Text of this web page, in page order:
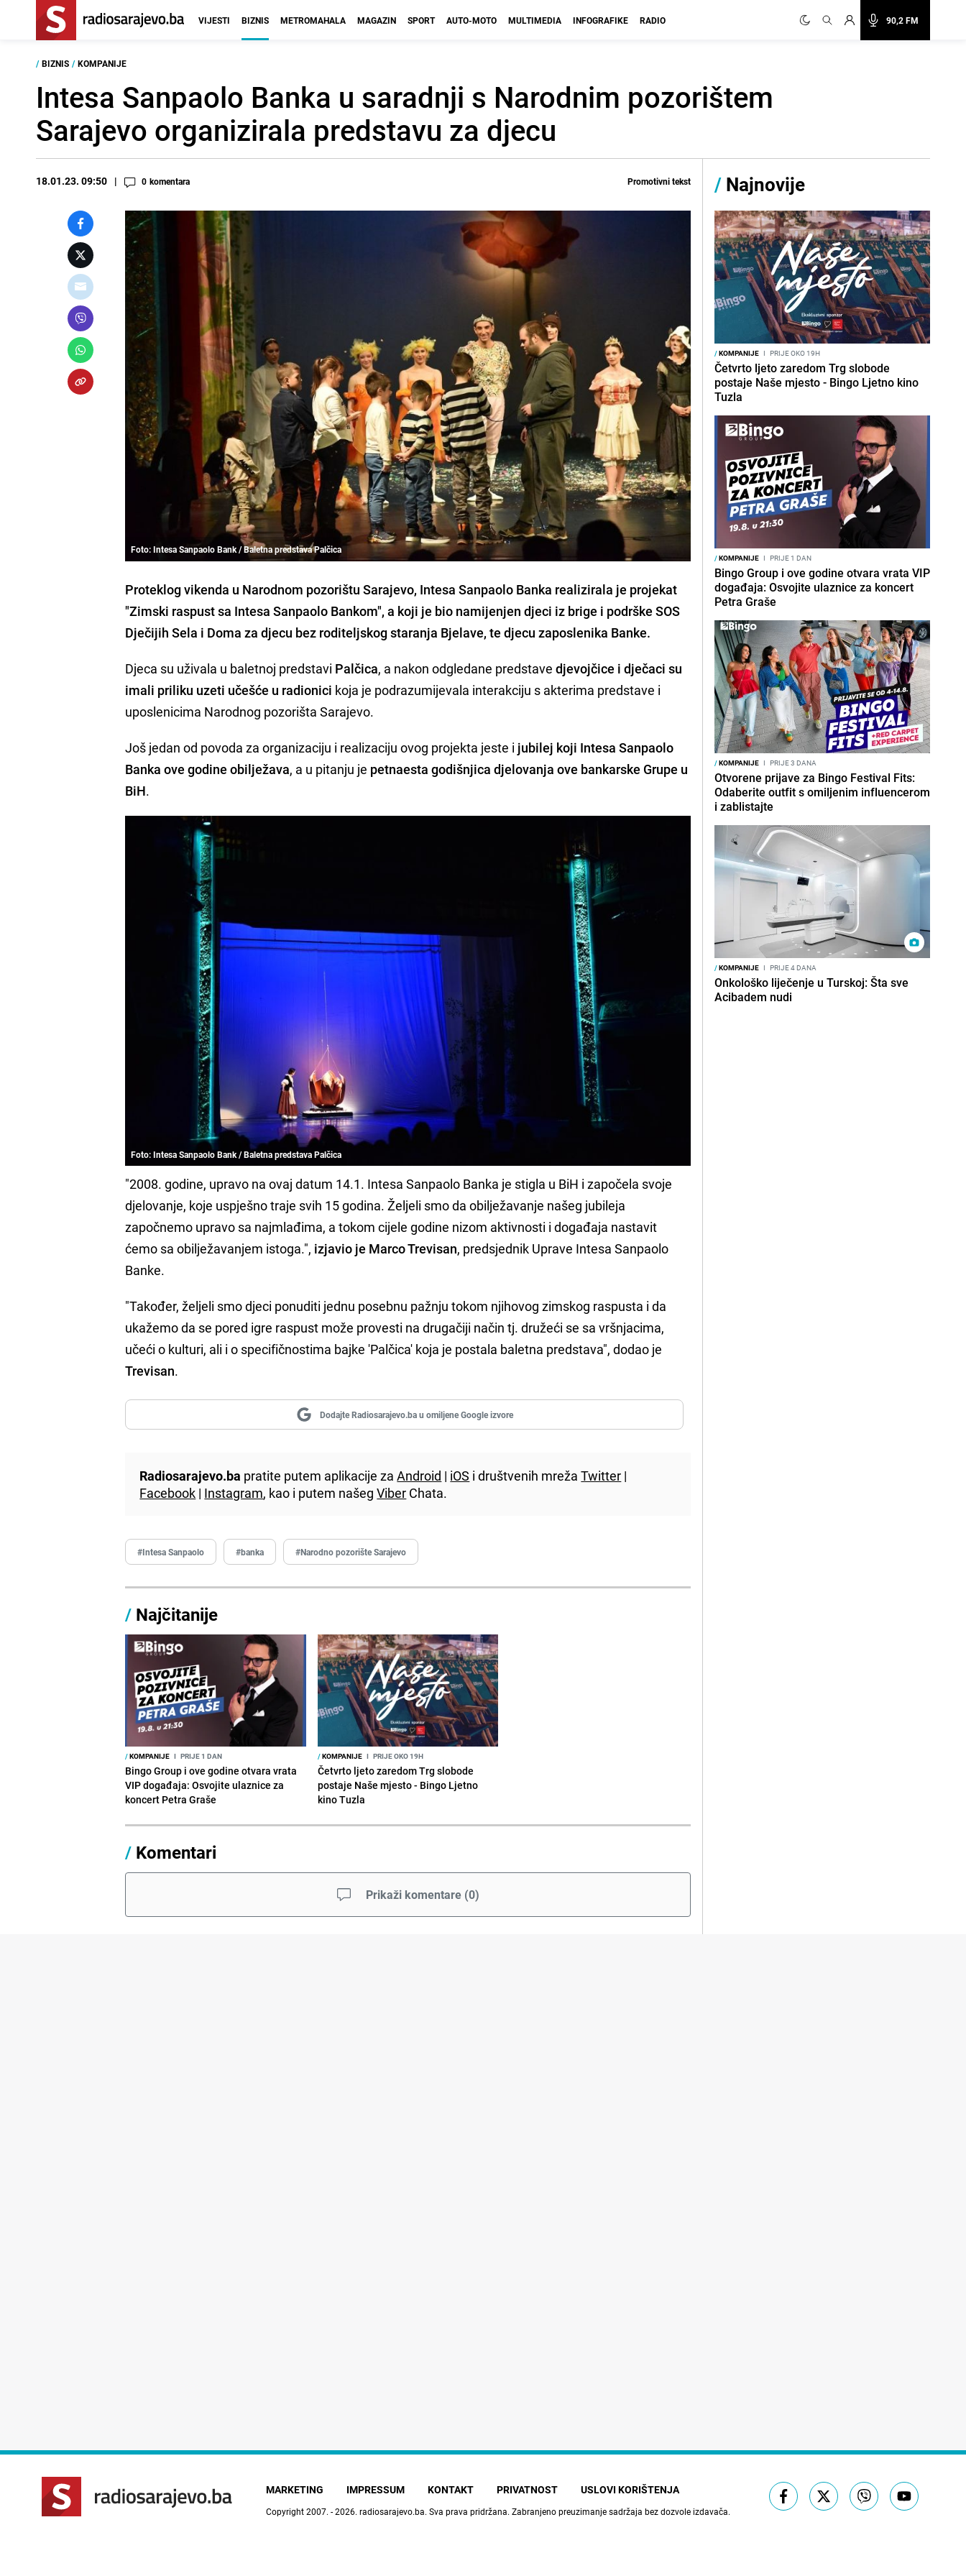
90,2 FM
VIJESTI BIZNIS METROMAHALA MAGAZIN SPORT AUTO-MOTO MULTIMEDIA INFOGRAFIKE RADIO
/ BIZNIS / KOMPANIJE
Intesa Sanpaolo Banka u saradnji s Narodnim pozorištem
Sarajevo organizirala predstavu za djecu
18.01.23. 09:50 0 komentara Promotivni tekst
Foto: Intesa Sanpaolo Bank / Baletna predstava Palčica
Proteklog vikenda u Narodnom pozorištu Sarajevo, Intesa Sanpaolo Banka realizirala je projekat
"Zimski raspust sa Intesa Sanpaolo Bankom", a koji je bio namijenjen djeci iz brige i podrške SOS
Dječijih Sela i Doma za djecu bez roditeljskog staranja Bjelave, te djecu zaposlenika Banke.
Djeca su uživala u baletnoj predstavi Palčica, a nakon odgledane predstavedjevojčice i dječaci su
imali priliku uzeti učešće u radionici koja je podrazumijevala interakciju s akterima predstave i
uposlenicima Narodnog pozorišta Sarajevo.
Još jedan od povoda za organizaciju i realizaciju ovog projekta jeste i jubilej koji Intesa Sanpaolo
Banka ove godine obilježava, a u pitanju je petnaesta godišnjica djelovanja ove bankarske Grupe u
BiH.
Foto: Intesa Sanpaolo Bank / Baletna predstava Palčica
"2008. godine, upravo na ovaj datum 14.1. Intesa Sanpaolo Banka je stigla u BiH i započela svoje
djelovanje, koje uspješno traje svih 15 godina. Željeli smo da obilježavanje našeg jubileja
započnemo upravo sa najmlađima, a tokom cijele godine nizom aktivnosti i događaja nastavit
ćemo sa obilježavanjem istoga.", izjavio je Marco Trevisan, predsjednik Uprave Intesa Sanpaolo
Banke.
"Također, željeli smo djeci ponuditi jednu posebnu pažnju tokom njihovog zimskog raspusta i da
ukažemo da se pored igre raspust može provesti na drugačiji način tj. družeći se sa vršnjacima,
učeći o kulturi, ali i o specifičnostima bajke 'Palčica' koja je postala baletna predstava", dodao je
Trevisan.
Dodajte Radiosarajevo.ba u omiljene Google izvore
Radiosarajevo.ba pratite putem aplikacije zaAndroid | iOS i društvenih mrežaTwitter |
Facebook | Instagram, kao i putem našegViber Chata.
#Intesa Sanpaolo #banka #Narodno pozorište Sarajevo
/ Najčitanije
/KOMPANIJE I PRIJE 1 DAN
Bingo Group i ove godine otvara vrata
VIP događaja: Osvojite ulaznice za
koncert Petra Graše
/KOMPANIJE I PRIJE OKO 19H
Četvrto ljeto zaredom Trg slobode
postaje Naše mjesto - Bingo Ljetno
kino Tuzla
/ Komentari
Prikaži komentare (0)
/ Najnovije
/KOMPANIJE I PRIJE OKO 19H
Četvrto ljeto zaredom Trg slobode
postaje Naše mjesto - Bingo Ljetno kino
Tuzla
/KOMPANIJE I PRIJE 1 DAN
Bingo Group i ove godine otvara vrata VIP
događaja: Osvojite ulaznice za koncert
Petra Graše
/KOMPANIJE I PRIJE 3 DANA
Otvorene prijave za Bingo Festival Fits:
Odaberite outfit s omiljenim influencerom
i zablistajte
/KOMPANIJE I PRIJE 4 DANA
Onkološko liječenje u Turskoj: Šta sve
Acibadem nudi
MARKETING IMPRESSUM KONTAKT PRIVATNOST USLOVI KORIŠTENJA
Copyright 2007. - 2026. radiosarajevo.ba. Sva prava pridržana. Zabranjeno preuzimanje sadržaja bez dozvole izdavača.